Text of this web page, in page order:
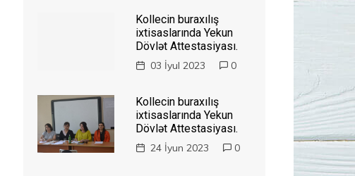
Kollecin buraxılış
ixtisaslarında Yekun
Dövlət Attestasiyası.
03 İyul 2023 0
Kollecin buraxılış
ixtisaslarında Yekun
Dövlət Attestasiyası.
24 İyun 2023 0